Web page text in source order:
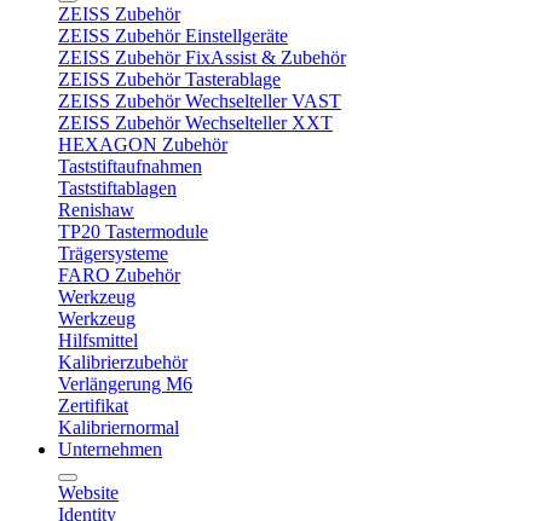
ZEISS Zubehör
ZEISS Zubehör Einstellgeräte
ZEISS Zubehör FixAssist & Zubehör
ZEISS Zubehör Tasterablage
ZEISS Zubehör Wechselteller VAST
ZEISS Zubehör Wechselteller XXT
HEXAGON Zubehör
Taststiftaufnahmen
Taststiftablagen
Renishaw
TP20 Tastermodule
Trägersysteme
FARO Zubehör
Werkzeug
Werkzeug
Hilfsmittel
Kalibrierzubehör
Verlängerung M6
Zertifikat
Kalibriernormal
Unternehmen
Website
Identity